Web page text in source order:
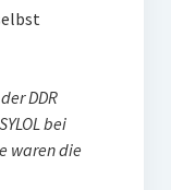
DDR
bei
waren die